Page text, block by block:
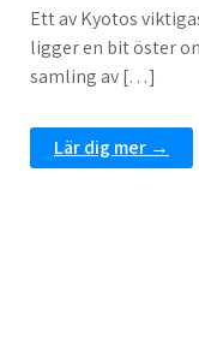
Ett av Kyotos
ligger en bit öster
samling av […]
Lär dig mer →